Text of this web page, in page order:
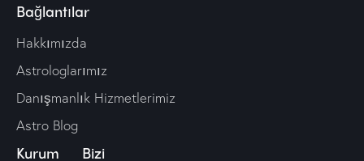
Bağlantılar
Hakkımızda
Astrologlarımız
Danışmanlık Hizmetlerimiz
Astro Blog
Kurum Bizi